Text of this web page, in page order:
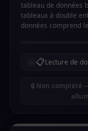
tableau de données
tableaux à double
données comprend
📋Lecture de
🔒 Non complété